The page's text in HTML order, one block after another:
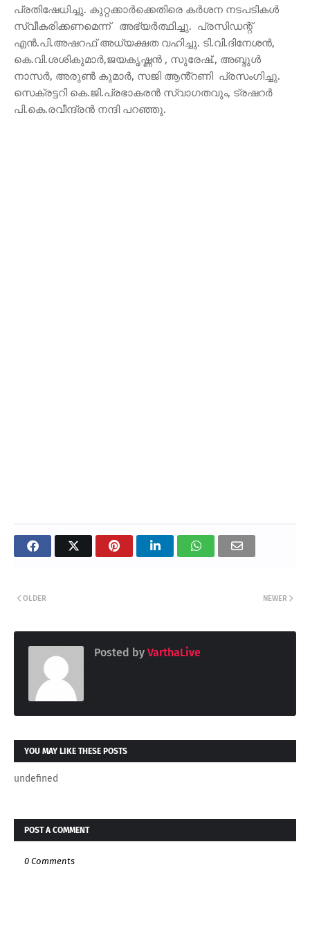
പ്രതിഷേധിച്ചു. കുറ്റക്കാർക്കെതിരെ കർശന നടപടികൾ
സ്വീകരിക്കണമെന്ന് അഭ്യർത്ഥിച്ചു. പ്രസിഡന്റ്
എൻ.പി.അഷറഫ് അധ്യക്ഷത വഹിച്ചു. ടി.വി.ദിനേശൻ,
കെ.വി.ശശികുമാർ,ജയകൃഷ്ണൻ , സുരേഷ്., അബ്ദുൾ
നാസർ, അരുൺ കുമാർ, സജി ആൻ്റണി പ്രസംഗിച്ചു.
സെക്രട്ടറി കെ.ജി.പ്രഭാകരൻ സ്വാഗതവും, ട്രഷറർ
പി.കെ.രവീന്ദ്രൻ നന്ദി പറഞ്ഞു.
NEWER
OLDER
Posted by VarthaLive
YOU MAY LIKE THESE POSTS
undefined
POST A COMMENT
0 Comments